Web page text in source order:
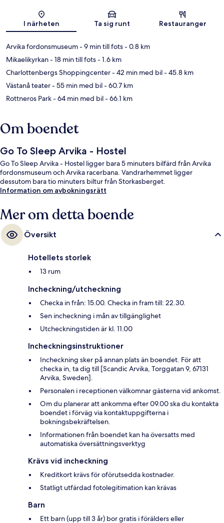
Karta
I närheten Ta sig runt Restauranger
Arvika fordonsmuseum- 9 min till fots- 0.8 km
Mikaelikyrkan- 18 min till fots- 1.6 km
Charlottenbergs Shoppingcenter- 42 min med bil- 45.8 km
Västanå teater- 55 min med bil- 60.7 km
Rottneros Park- 64 min med bil- 66.1 km
Om boendet
Go To Sleep Arvika - Hostel
Go To Sleep Arvika - Hostel ligger bara 5 minuters bilfärd från Arvika
fordonsmuseum och Arvika racerbana. Vandrarhemmet ligger
dessutom bara tio minuters biltur från Storkasberget.
Information om avbokningsrätt
Mer om detta boende
Översikt
Hotellets storlek
13 rum
Incheckning/utcheckning
Checka in från: 15.00. Checka in fram till: 22.30.
Sen incheckning i mån av tillgänglighet
Utcheckningstiden är kl. 11.00
Incheckningsinstruktioner
Incheckning sker på annan plats än boendet. För att
checka in, ta dig till [Scandic Arvika, Torggatan 9, 67131
Arvika, Sweden].
Personalen i receptionen välkomnar gästerna vid ankomst.
Om du planerar att ankomma efter 09.00 ska du kontakta
boendet i förväg via kontaktuppgifterna i
bokningsbekräftelsen.
Informationen från boendet kan ha översatts med
automatiska översättningsverktyg
Krävs vid incheckning
Kreditkort krävs för oförutsedda kostnader.
Statligt utfärdad fotolegitimation kan krävas
Barn
Ett barn (upp till 3 år) bor gratis i förälders eller